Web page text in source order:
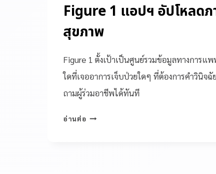
Figure 1 แอปฯ อัปโหลดภ
สุขภาพ
Figure 1 ตั้งเป้าเป็นศูนย์รวมข้อมูลทางการแ
ใดที่เจออาการเจ็บป่วยใดๆ ที่ต้องการคำวินิจ
ถามผู้ร่วมอาชีพได้ทันที
อ่านต่อ